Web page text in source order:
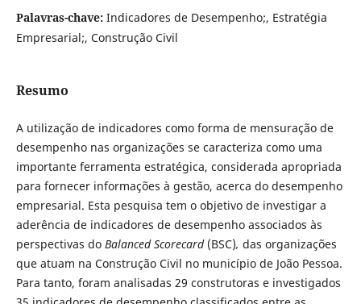
Palavras-chave: Indicadores de Desempenho;, Estratégia
Empresarial;, Construção Civil
Resumo
A utilização de indicadores como forma de mensuração de
desempenho nas organizações se caracteriza como uma
importante ferramenta estratégica, considerada apropriada
para fornecer informações à gestão, acerca do desempenho
empresarial. Esta pesquisa tem o objetivo de investigar a
aderência de indicadores de desempenho associados às
perspectivas do Balanced Scorecard (BSC), das organizações
que atuam na Construção Civil no município de João Pessoa.
Para tanto, foram analisadas 29 construtoras e investigados